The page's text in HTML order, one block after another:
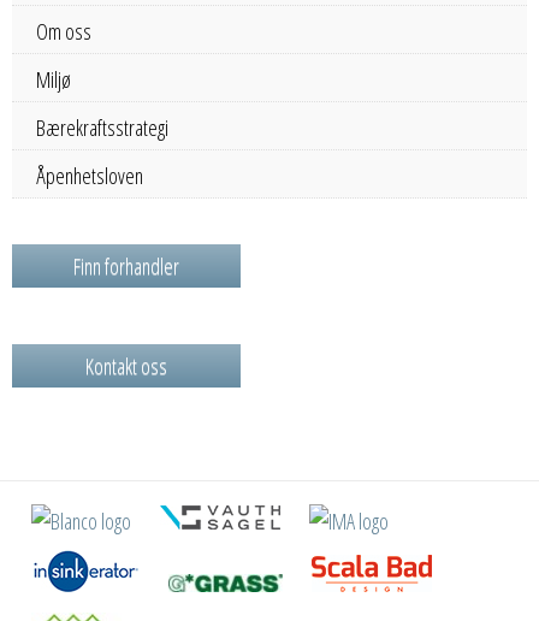
Om oss
Miljø
Bærekraftsstrategi
Åpenhetsloven
Finn forhandler
Kontakt oss